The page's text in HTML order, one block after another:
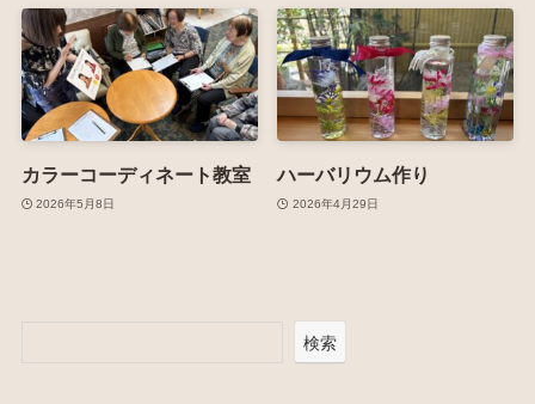
カラーコーディネート教室
2026年5月8日
ハーバリウム作り
2026年4月29日
検索